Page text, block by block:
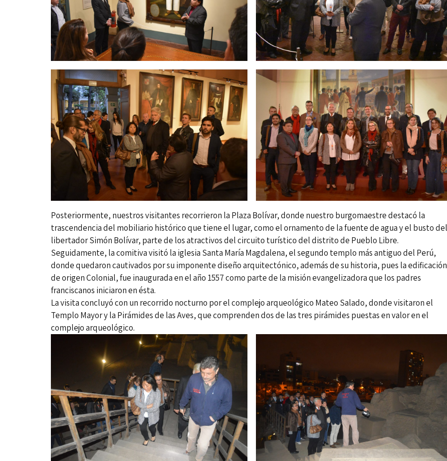
Posteriormente, nuestros visitantes recorrieron la Plaza Bolívar, donde nuestro burgomaestre destacó la
trascendencia del mobiliario histórico que tiene el lugar, como el ornamento de la fuente de agua y el busto del
libertador Simón Bolívar, parte de los atractivos del circuito turístico del distrito de Pueblo Libre.
Seguidamente, la comitiva visitó la iglesia Santa María Magdalena, el segundo templo más antiguo del Perú,
donde quedaron cautivados por su imponente diseño arquitectónico, además de su historia, pues la
de origen Colonial, fue inaugurada en el año 1557 como parte de la misión evangelizadora que los padres
franciscanos iniciaron en ésta.
La visita concluyó con un recorrido nocturno por el complejo arqueológico Mateo Salado, donde visitaron el
Templo Mayor y la Pirámides de las Aves, que comprenden dos de las tres pirámides puestas en valor en el
complejo arqueológico.